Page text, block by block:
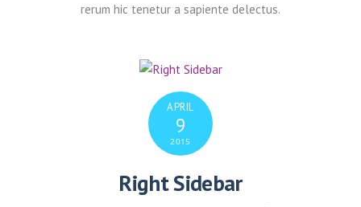
rerum hic tenetur a sapiente delectus.
APRIL
9
2015
Right Sidebar